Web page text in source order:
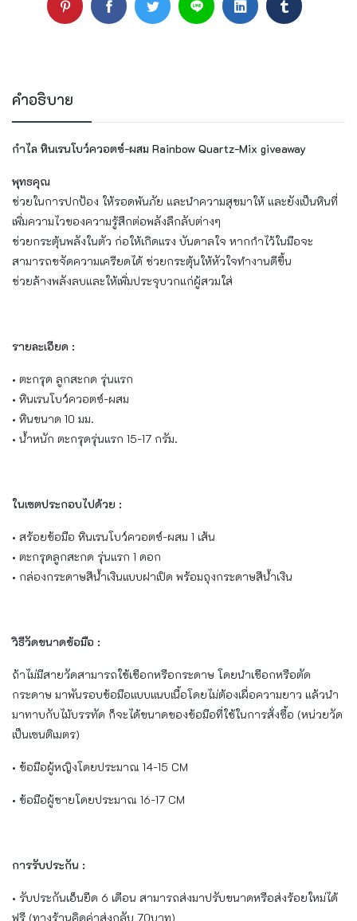
คำอธิบาย
กำไล หินเรนโบว์ควอตซ์-ผสม Rainbow Quartz-Mix giveaway
พุทธคุณ
ช่วยในการปกป้อง ให้รอดพ้นภัย และนำความสุขมาให้ และยังเป็นหินที่
เพิ่มความไวของความรู้สึกต่อพลังลึกลับต่างๆ
ช่วยกระตุ้นพลังในตัว ก่อให้เกิดแรง บันดาลใจ หากกำไว้ในมือจะ
สามารถขจัดความเครียดได้ ช่วยกระตุ้นให้หัวใจทำงานดีขึ้น
ช่วยล้างพลังลบและให้เพิ่มประจุบวกแก่ผู้สวมใส่
รายละเอียด :
• ตะกรุด ลูกสะกด รุ่นแรก
• หินเรนโบว์ควอตซ์-ผสม
• หินขนาด 10 มม.
• น้ำหนัก ตะกรุดรุ่นแรก 15-17 กรัม.
ในเซตประกอบไปด้วย :
• สร้อยข้อมือ หินเรนโบว์ควอตซ์-ผสม 1 เส้น
• ตะกรุดลูกสะกด รุ่นแรก 1 ดอก
• กล่องกระดาษสีน้ำเงินแบบฝาเปิด พร้อมถุงกระดาษสีน้ำเงิน
วิธีวัดขนาดข้อมือ :
ถ้าไม่มีสายวัดสามารถใช้เชือกหรือกระดาษ โดยนำเชือกหรือตัด
กระดาษ มาพันรอบข้อมือแบบแนบเนื้อโดยไม่ต้องเผื่อความยาว แล้วนำ
มาทาบกับไม้บรรทัด ก็จะได้ขนาดของข้อมือที่ใช้ในการสั่งซื้อ (หน่วยวัด
เป็นเซนติเมตร)
• ข้อมือผู้หญิงโดยประมาณ 14-15 CM
• ข้อมือผู้ชายโดยประมาณ 16-17 CM
การรับประกัน :
• รับประกันเอ็นยืด 6 เดือน สามารถส่งมาปรับขนาดหรือส่งร้อยใหม่ได้
ฟรี (ทางร้านคิดค่าส่งกลับ 70บาท)